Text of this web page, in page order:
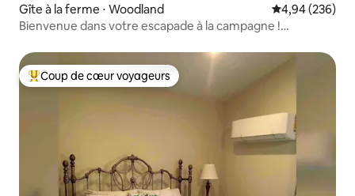
Gîte à la ferme ⋅ Woodland Évaluation
4,94 (236)
Bienvenue dans votre escapade à la campagne !
Coups de cœur voyageurs les plus appréciés
Coup de cœur voyageurs